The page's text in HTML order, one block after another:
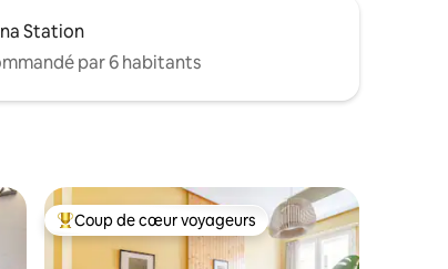
Station
par 6 habitants
Coups de cœur voyageurs les plus appréciés
Coup de cœur voyageurs